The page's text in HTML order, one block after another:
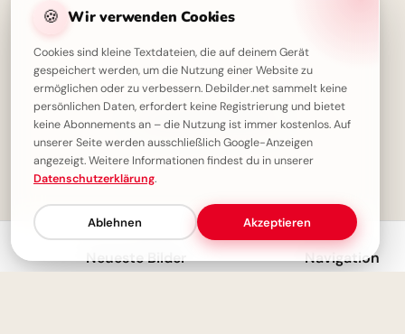
✓ Du hast alles gesehen!
🍪 Wir verwenden Cookies
Cookies sind kleine Textdateien, die auf deinem Gerät
gespeichert werden, um die Nutzung einer Website zu
ermöglichen oder zu verbessern. Debilder.net sammelt keine
persönlichen Daten, erfordert keine Registrierung und bietet
keine Abonnements an – die Nutzung ist immer kostenlos. Auf
unserer Seite werden ausschließlich Google-Anzeigen
angezeigt. Weitere Informationen findest du in unserer
Datenschutzerklärung.
Ablehnen Akzeptieren
Neueste Bilder Navigation